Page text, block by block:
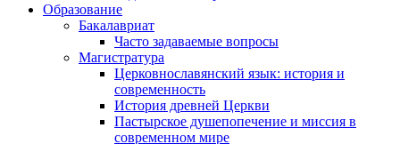
Образование
Бакалавриат
Часто задаваемые вопросы
Магистратура
Церковнославянский язык: история и
современность
История древней Церкви
Пастырское душепопечение и миссия в
современном мире